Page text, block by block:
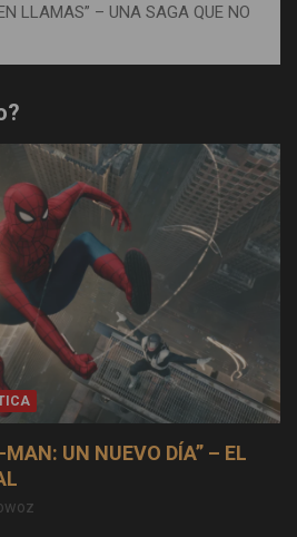
LLAMAS” – UNA SAGA QUE NO
MAN: UN NUEVO DÍA” – EL